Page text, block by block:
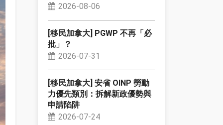
2026-08-06
[移民加拿大] PGWP 不再「必
批」？
2026-07-31
[移民加拿大] 安省 OINP 勞動
力優先類別：拆解新政優勢與
申請陷阱
2026-07-24